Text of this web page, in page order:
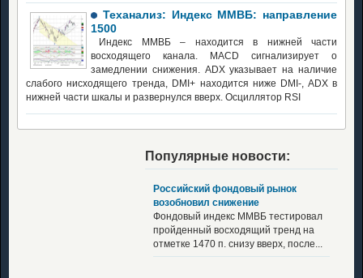
Теханализ: Индекс ММВБ: направление
1500
Индекс ММВБ – находится в нижней части
восходящего канала. MACD сигнализирует о
замедлении снижения. ADX указывает на наличие
слабого нисходящего тренда, DMI+ находится ниже DMI-, ADX в
нижней части шкалы и развернулся вверх. Осциллятор RSI
Популярные новости:
Российский фондовый рынок
возобновил снижение
Фондовый индекс ММВБ тестировал
пройденный восходящий тренд на
отметке 1470 п. снизу вверх, после...